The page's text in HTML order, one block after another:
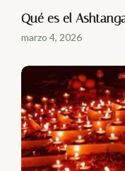
Qué es el
marzo 4, 2026